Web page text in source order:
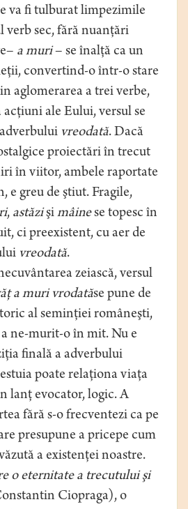
va fi tulburat limpezimile
verb sec, fără nuanţări
a muri– se înalţă ca un
convertind-o într-o stare
aglomerarea a trei verbe,
ale Eului, versul se
vreodată. Dacă
proiectări în trecut
în viitor, ambele raportate
e greu de ştiut. Fragile,
, astăzişimâinese topesc în
ci preexistent, cu aer de
vreodată.
zeiască, versul
a muri vrodatăse pune de
al seminţiei româneşti,
ne-murit-o în mit. Nu e
finală a adverbului
poate relaţiona viaţa
lanţ evocator, logic. A
fără s-o frecventezi ca pe
presupune a pricepe cum
a existenţei noastre.
o eternitate a trecutului şi
Ciopraga), o